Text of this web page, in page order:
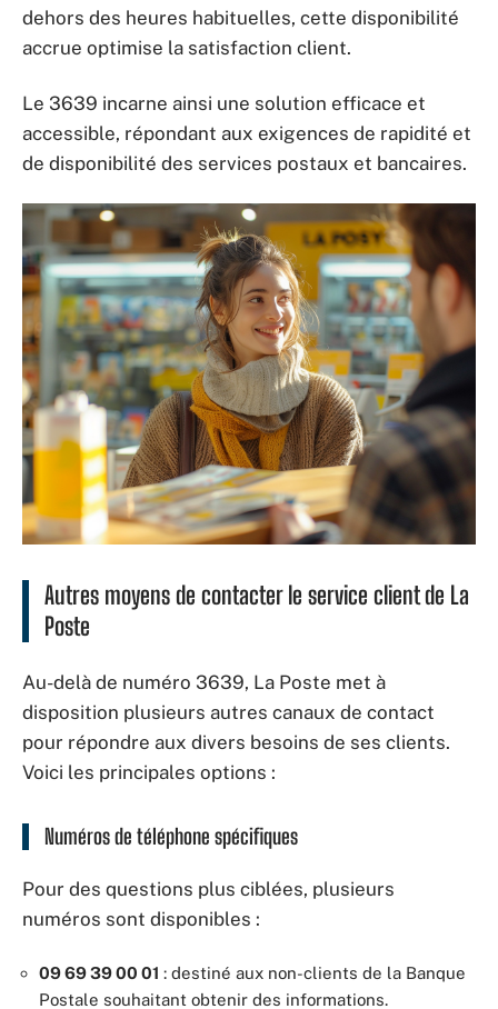
dehors des heures habituelles, cette disponibilité
accrue optimise la satisfaction client.
Le 3639 incarne ainsi une solution efficace et
accessible, répondant aux exigences de rapidité et
de disponibilité des services postaux et bancaires.
Autres moyens de contacter le service client de La
Poste
Au-delà de numéro 3639, La Poste met à
disposition plusieurs autres canaux de contact
pour répondre aux divers besoins de ses clients.
Voici les principales options :
Numéros de téléphone spécifiques
Pour des questions plus ciblées, plusieurs
numéros sont disponibles :
09 69 39 00 01 : destiné aux non-clients de la Banque
Postale souhaitant obtenir des informations.